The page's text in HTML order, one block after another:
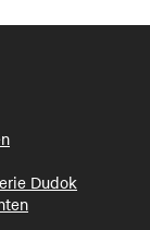
Dudok